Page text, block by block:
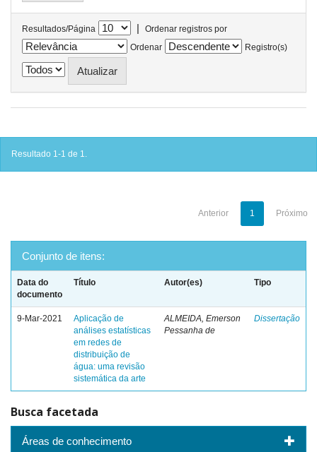
Resultados/Página |
Ordenar registros por
Ordenar
Registro(s)
Resultado 1-1 de 1.
Anterior 1 Próximo
Conjunto de itens:
Data do
documento
Título Autor(es) Tipo
9-Mar-2021
Aplicação de
análises estatísticas
em redes de
distribuição de
água: uma revisão
sistemática da arte
ALMEIDA, Emerson
Pessanha de
Dissertação
Busca facetada
Áreas de conhecimento